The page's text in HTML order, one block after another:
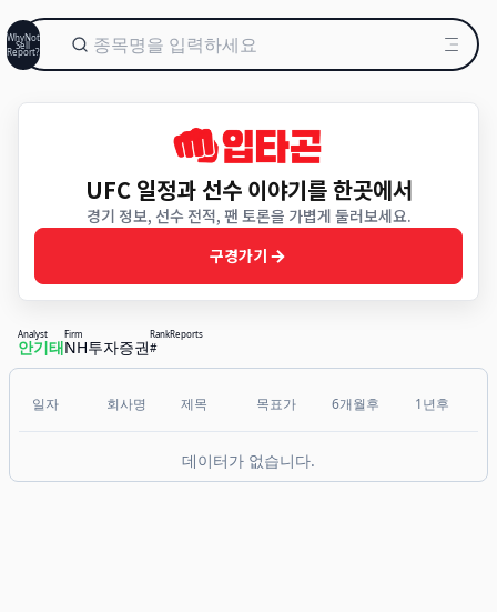
WhyNot
Sell
Report?
UFC 일정과 선수 이야기를 한곳에서
경기 정보, 선수 전적, 팬 토론을 가볍게 둘러보세요.
구경가기
Analyst
안기태
Firm
NH투자증권
Rank
#
Reports
데이터가 없습니다.
일자 회사명 제목 목표가 6개월후 1년후